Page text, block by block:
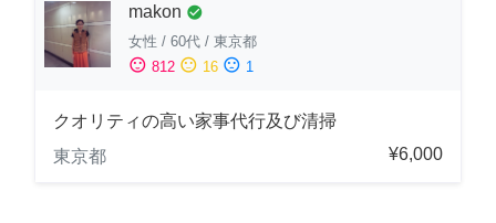
makon check_circle
女性 / 60代 / 東京都
sentiment_satisfied 812 sentiment_neutral 16 sentiment_dissatisfied 1
クオリティの高い家事代行及び清掃
東京都
¥6,000